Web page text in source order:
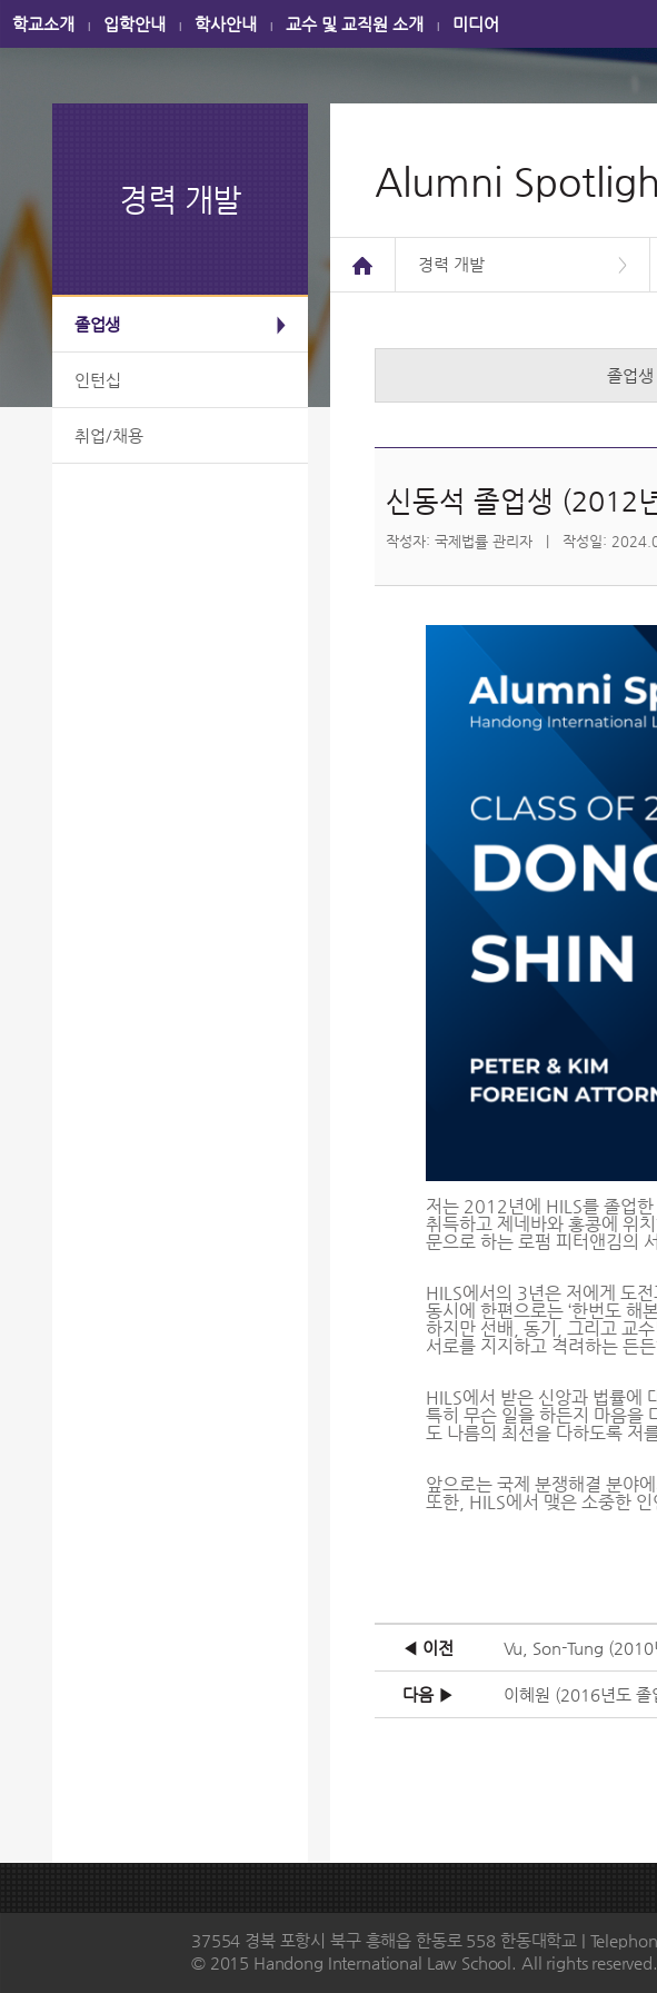
학교소개 입학안내 학사안내 교수 및 교직원 소개 미디어
경력 개발
졸업생
인턴십
취업/채용
Alumni
경력 개발 >
졸업생
신동석 졸업생 (2012
작성자: 국제법률 관리자 | 작성일:
저는 2012년에 HILS를 졸업
취득하고 제네바와 홍콩에 위
문으로 하는 로펌 피터앤김의
HILS에서의 3년은 저에게 도
동시에 한편으로는 ‘한번도 해
하지만 선배, 동기, 그리고 교
서로를 지지하고 격려하는 든
HILS에서 받은 신앙과 법률에
특히 무슨 일을 하든지 마음을
도 나름의 최선을 다하도록 저
앞으로는 국제 분쟁해결 분야
또한, HILS에서 맺은 소중한
◀ 이전 Vu, Son-Tung (2010
다음 ▶ 이혜원 (2016년도 졸
37554 경북 포항시 북구 흥해읍 한동로 558 한동대학교 |
© 2015 Handong International Law School. All rights